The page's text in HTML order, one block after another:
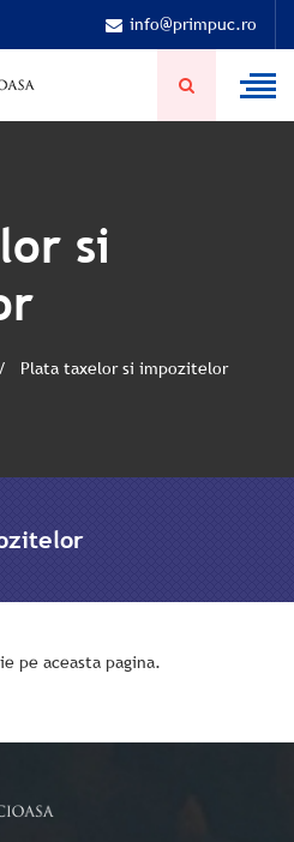
info@primpuc.ro
si
Plata taxelor si impozitelor
pe aceasta pagina.